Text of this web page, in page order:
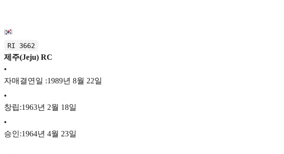
RI 3662
제주(Jeju) RC
•
자매결연일 :1989년 8월 22일
•
창립:1963년 2월 18일
•
승인:1964년 4월 23일